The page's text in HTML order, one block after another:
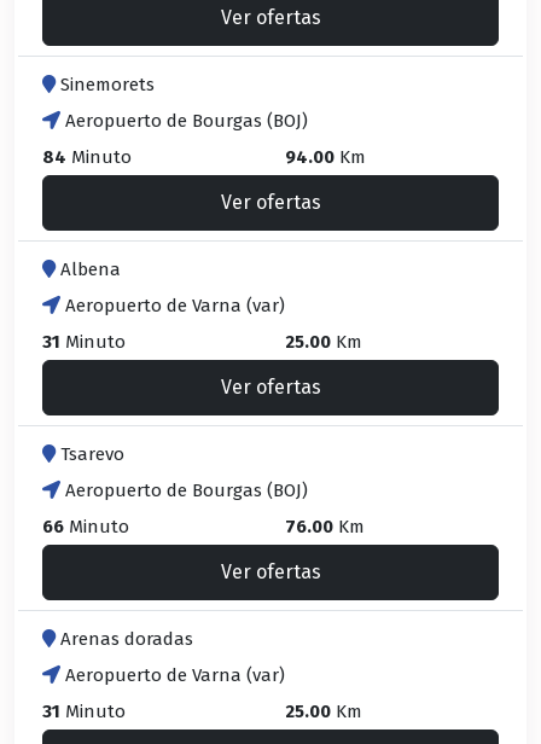
Ver ofertas
Sinemorets
Aeropuerto de Bourgas (BOJ)
84 Minuto 94.00 Km
Ver ofertas
Albena
Aeropuerto de Varna (var)
31 Minuto 25.00 Km
Ver ofertas
Tsarevo
Aeropuerto de Bourgas (BOJ)
66 Minuto 76.00 Km
Ver ofertas
Arenas doradas
Aeropuerto de Varna (var)
31 Minuto 25.00 Km